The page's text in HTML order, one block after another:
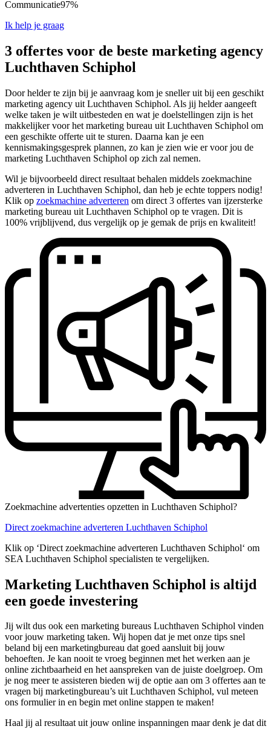
Communicatie97%
Ik help je graag
3 offertes voor de beste marketing agency
Luchthaven Schiphol
Door helder te zijn bij je aanvraag kom je sneller uit bij een geschikt
marketing agency uit Luchthaven Schiphol. Als jij helder aangeeft
welke taken je wilt uitbesteden en wat je doelstellingen zijn is het
makkelijker voor het marketing bureau uit Luchthaven Schiphol om
een geschikte offerte uit te sturen. Daarna kan je een
kennismakingsgesprek plannen, zo kan je zien wie er voor jou de
marketing Luchthaven Schiphol op zich zal nemen.
Wil je bijvoorbeeld direct resultaat behalen middels zoekmachine
adverteren in Luchthaven Schiphol, dan heb je echte toppers nodig!
Klik op zoekmachine adverteren om direct 3 offertes van ijzersterke
marketing bureau uit Luchthaven Schiphol op te vragen. Dit is
100% vrijblijvend, dus vergelijk op je gemak de prijs en kwaliteit!
Zoekmachine advertenties opzetten in Luchthaven Schiphol?
Direct zoekmachine adverteren Luchthaven Schiphol
Klik op ‘Direct zoekmachine adverteren Luchthaven Schiphol‘ om
SEA Luchthaven Schiphol specialisten te vergelijken.
Marketing Luchthaven Schiphol is altijd
een goede investering
Jij wilt dus ook een marketing bureaus Luchthaven Schiphol vinden
voor jouw marketing taken. Wij hopen dat je met onze tips snel
beland bij een marketingbureau dat goed aansluit bij jouw
behoeften. Je kan nooit te vroeg beginnen met het werken aan je
online zichtbaarheid en het aanspreken van de juiste doelgroep. Om
je nog meer te assisteren bieden wij de optie aan om 3 offertes aan te
vragen bij marketingbureau’s uit Luchthaven Schiphol, vul meteen
ons formulier in en begin met online stappen te maken!
Haal jij al resultaat uit jouw online inspanningen maar denk je dat dit